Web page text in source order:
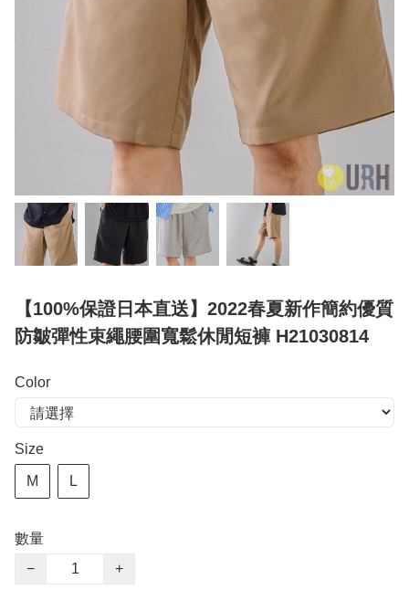
【100%保證日本直送】2022春夏新作簡約優質
防皺彈性束繩腰圍寬鬆休閒短褲 H21030814
Color
Size
M L
數量
−
+